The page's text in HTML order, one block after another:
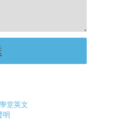
堂英文
明